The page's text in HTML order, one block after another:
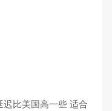
比美国高一些 适合